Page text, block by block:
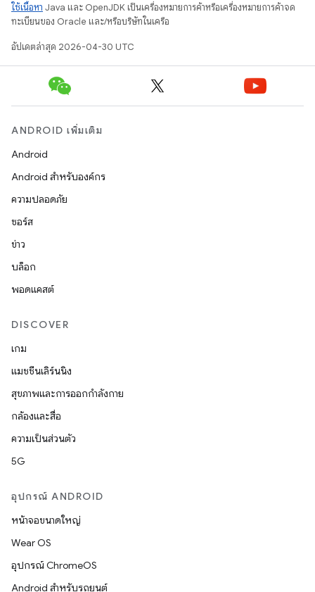
ใช้เนื้อหา Java และ OpenJDK เป็นเครื่องหมายการค้าหรือเครื่องหมายการค้าจด
ทะเบียนของ Oracle และ/หรือบริษัทในเครือ
อัปเดตล่าสุด 2026-04-30 UTC
ANDROID เพิ่มเติม
Android
Android สำหรับองค์กร
ความปลอดภัย
ซอร์ส
ข่าว
บล็อก
พอดแคสต์
DISCOVER
เกม
แมชชีนเลิร์นนิง
สุขภาพและการออกกำลังกาย
กล้องและสื่อ
ความเป็นส่วนตัว
5G
อุปกรณ์ ANDROID
หน้าจอขนาดใหญ่
Wear OS
อุปกรณ์ ChromeOS
Android สำหรับรถยนต์